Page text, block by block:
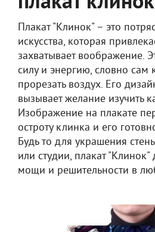
Плакат "Клинок" – это
искусства, которая
захватывает воображение.
силу и энергию, словно сам
прорезать воздух. Его
вызывает желание изучить
Изображение на плакате
остроту клинка и его
Будь то для украшения
или студии, плакат
мощи и решительности в